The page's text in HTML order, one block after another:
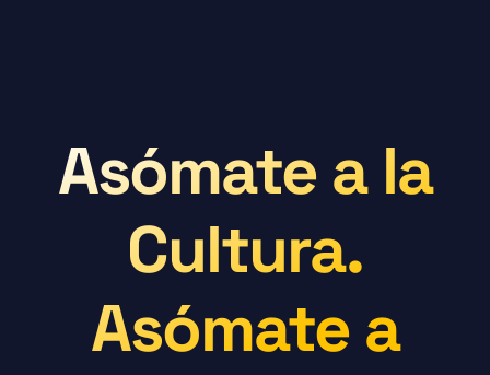
Asómate a la
Cultura.
Asómate a